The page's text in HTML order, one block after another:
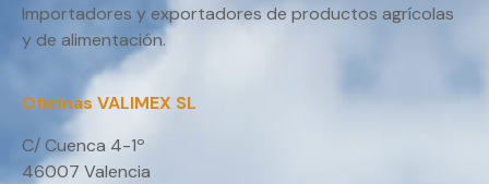
Importadores y exportadores de productos agrícolas
y de alimentación.
Oficinas VALIMEX SL
C/ Cuenca 4-1º
46007 Valencia